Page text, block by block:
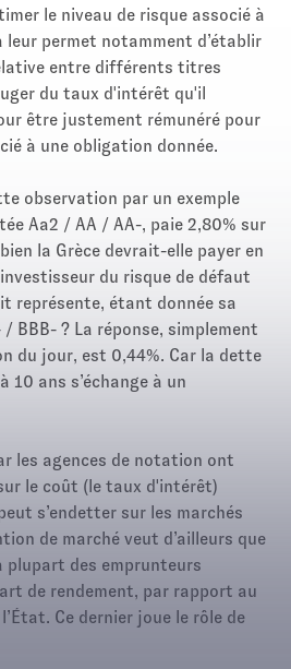
le niveau de risque associé à
leur permet notamment d’établir
entre différents titres
du taux d'intérêt qu'il
être justement rémunéré pour
à une obligation donnée.
observation par un exemple
Aa2 / AA / AA-, paie 2,80% sur
la Grèce devrait-elle payer en
du risque de défaut
représente, étant donnée sa
BBB- ? La réponse, simplement
du jour, est 0,44%. Car la dette
10 ans s’échange à un
les agences de notation ont
le coût (le taux d'intérêt)
s’endetter sur les marchés
de marché veut d’ailleurs que
plupart des emprunteurs
de rendement, par rapport au
Ce dernier joue le rôle de